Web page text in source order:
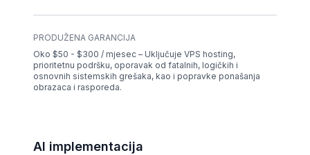
PRODUŽENA GARANCIJA
Oko $50 - $300 / mjesec – Uključuje VPS hosting,
prioritetnu podršku, oporavak od fatalnih, logičkih i
osnovnih sistemskih grešaka, kao i popravke ponašanja
obrazaca i rasporeda.
AI implementacija